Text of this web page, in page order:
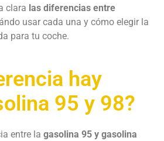
clara las diferencias entre
usar cada una y cómo elegir la
para tu coche.
hay
95 y 98?
entre la gasolina 95 y gasolina